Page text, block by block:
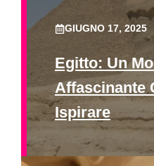
GIUGNO 17, 2025
Egitto: Un
Affascinante
Ispirare